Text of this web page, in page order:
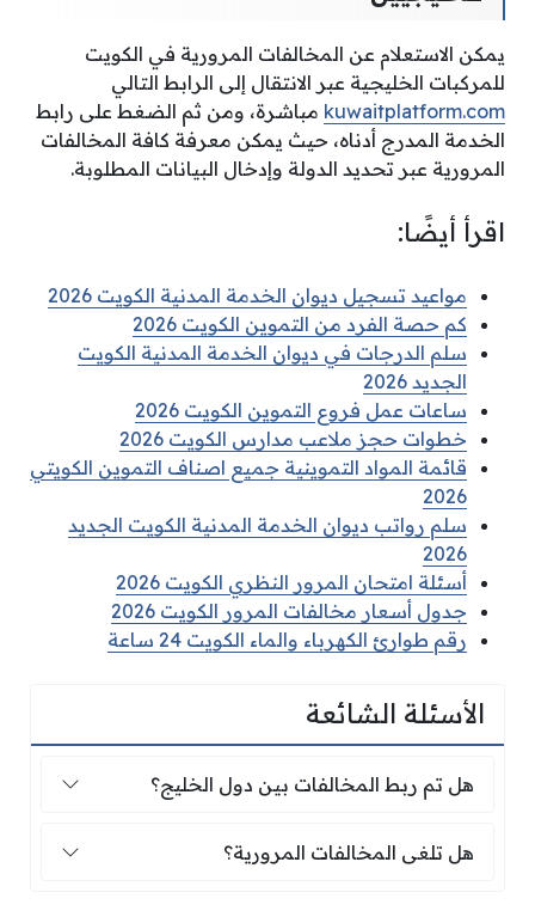
يمكن الاستعلام عن المخالفات المرورية في الكويت
للمركبات الخليجية عبر الانتقال إلى الرابط التالي
kuwaitplatform.com مباشرة، ومن ثم الضغط على رابط
الخدمة المدرج أدناه، حيث يمكن معرفة كافة المخالفات
المرورية عبر تحديد الدولة وإدخال البيانات المطلوبة.
اقرأ أيضًا:
مواعيد تسجيل ديوان الخدمة المدنية الكويت 2026
كم حصة الفرد من التموين الكويت 2026
سلم الدرجات في ديوان الخدمة المدنية الكويت
الجديد 2026
ساعات عمل فروع التموين الكويت 2026
خطوات حجز ملاعب مدارس الكويت 2026
قائمة المواد التموينية جميع اصناف التموين الكويتي
2026
سلم رواتب ديوان الخدمة المدنية الكويت الجديد
2026
أسئلة امتحان المرور النظري الكويت 2026
جدول أسعار مخالفات المرور الكويت 2026
رقم طوارئ الكهرباء والماء الكويت 24 ساعة
الأسئلة الشائعة
هل تم ربط المخالفات بين دول الخليج؟
هل تم ربط المخالفات بين دول الخليج؟
هل تلغى المخالفات المرورية؟
هل تلغى المخالفات المرورية؟